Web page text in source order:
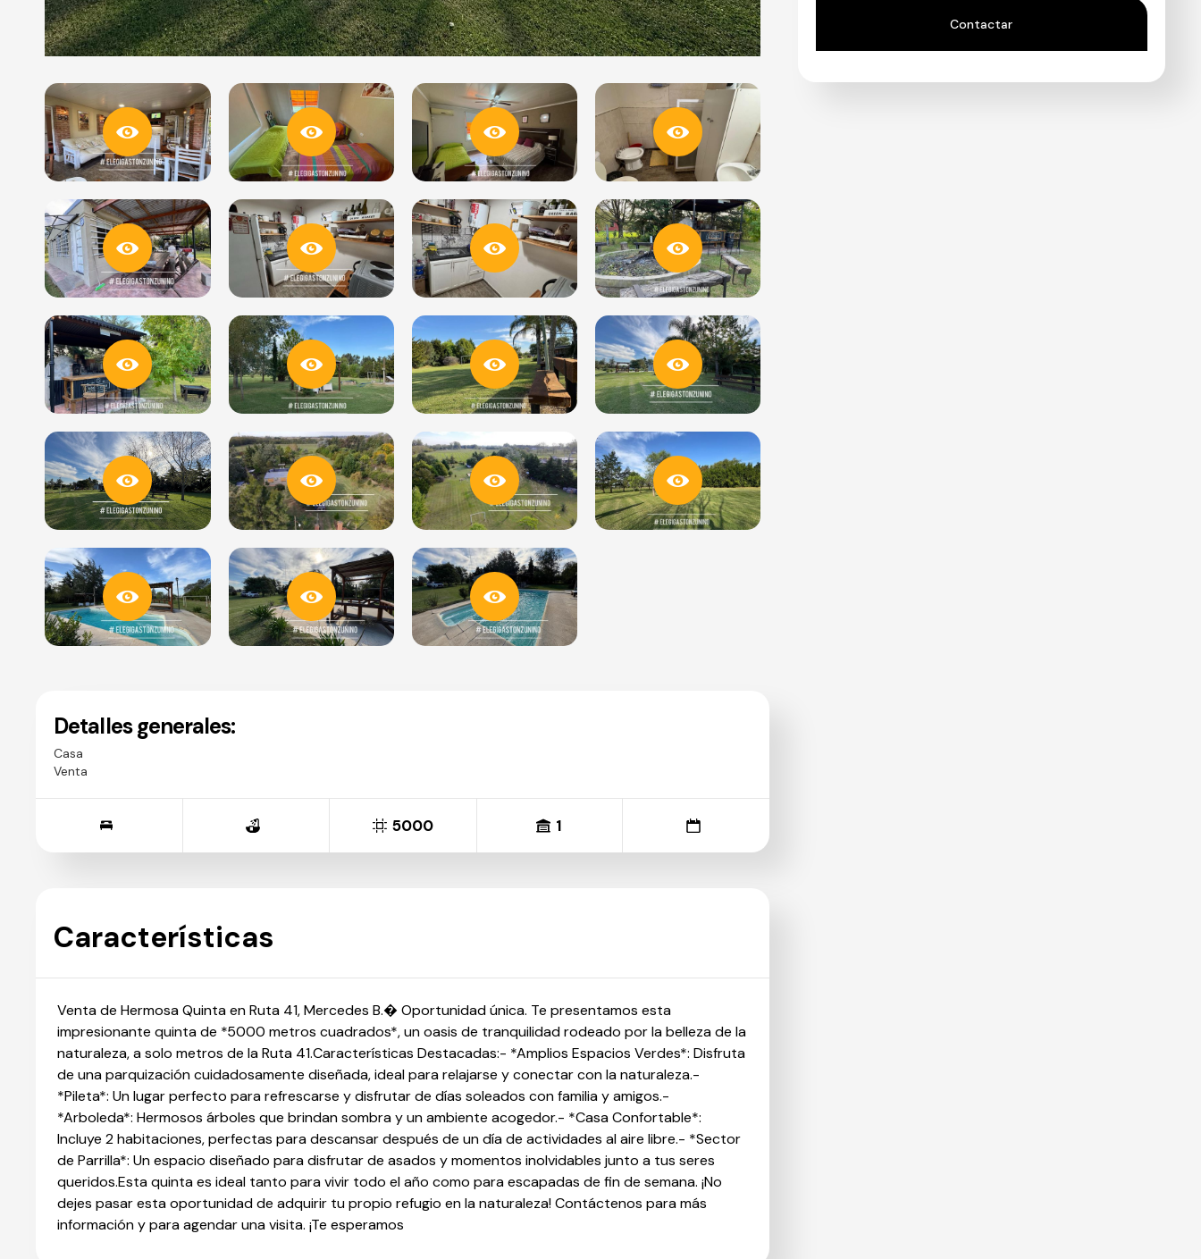
Detalles generales:
Casa
Venta
5000 1
Características
Venta de Hermosa Quinta en Ruta 41, Mercedes B.� Oportunidad única. Te presentamos esta
impresionante quinta de *5000 metros cuadrados*, un oasis de tranquilidad rodeado por la belleza de la
naturaleza, a solo metros de la Ruta 41.Características Destacadas:- *Amplios Espacios Verdes*: Disfruta
de una parquización cuidadosamente diseñada, ideal para relajarse y conectar con la naturaleza.-
*Pileta*: Un lugar perfecto para refrescarse y disfrutar de días soleados con familia y amigos.-
*Arboleda*: Hermosos árboles que brindan sombra y un ambiente acogedor.- *Casa Confortable*:
Incluye 2 habitaciones, perfectas para descansar después de un día de actividades al aire libre.- *Sector
de Parrilla*: Un espacio diseñado para disfrutar de asados y momentos inolvidables junto a tus seres
queridos.Esta quinta es ideal tanto para vivir todo el año como para escapadas de fin de semana. ¡No
dejes pasar esta oportunidad de adquirir tu propio refugio en la naturaleza! Contáctenos para más
información y para agendar una visita. ¡Te esperamos